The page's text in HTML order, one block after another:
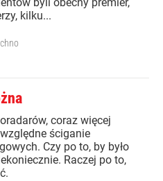
kilku...
coraz więcej
ściganie
Czy po to, by było
Raczej po to,